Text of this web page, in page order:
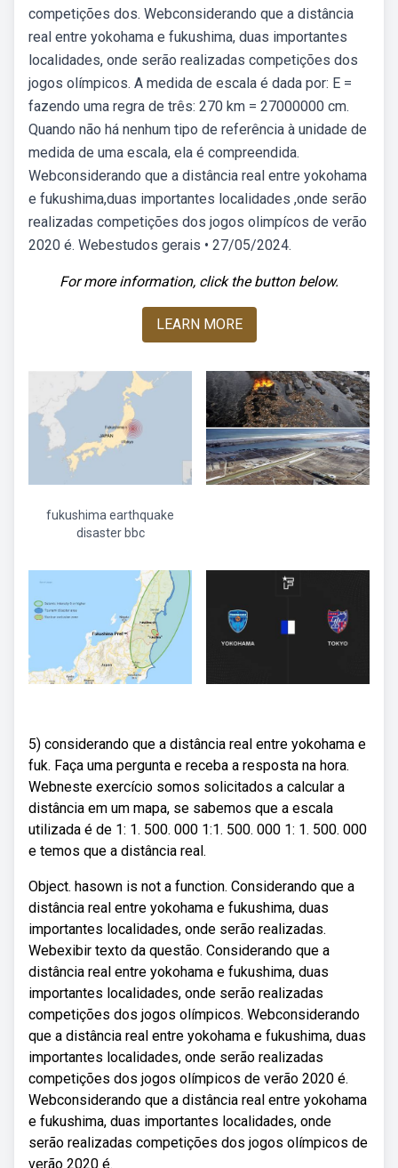
competições dos. Webconsiderando que a distância
real entre yokohama e fukushima, duas importantes
localidades, onde serão realizadas competições dos
jogos olímpicos. A medida de escala é dada por: E =
fazendo uma regra de três: 270 km = 27000000 cm.
Quando não há nenhum tipo de referência à unidade de
medida de uma escala, ela é compreendida.
Webconsiderando que a distância real entre yokohama
e fukushima,duas importantes localidades ,onde serão
realizadas competições dos jogos olimpícos de verão
2020 é. Webestudos gerais • 27/05/2024.
For more information, click the button below.
LEARN MORE
fukushima earthquake
disaster bbc
5) considerando que a distância real entre yokohama e
fuk. Faça uma pergunta e receba a resposta na hora.
Webneste exercício somos solicitados a calcular a
distância em um mapa, se sabemos que a escala
utilizada é de 1: 1. 500. 000 1:1. 500. 000 1: 1. 500. 000
e temos que a distância real.
Object. hasown is not a function. Considerando que a
distância real entre yokohama e fukushima, duas
importantes localidades, onde serão realizadas.
Webexibir texto da questão. Considerando que a
distância real entre yokohama e fukushima, duas
importantes localidades, onde serão realizadas
competições dos jogos olímpicos. Web considerando
que a distância real entre yokohama e fukushima, duas
importantes localidades, onde serão realizadas
competições dos jogos olímpicos de verão 2020 é.
Web considerando que a distância real entre yokohama
e fukushima, duas importantes localidades, onde
serão realizadas competições dos jogos olímpicos de
verão 2020 é.